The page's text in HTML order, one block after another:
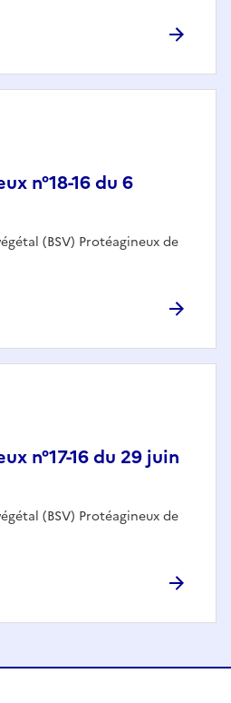
n°18-16 du 6
(BSV) Protéagineux de
n°17-16 du 29 juin
(BSV) Protéagineux de